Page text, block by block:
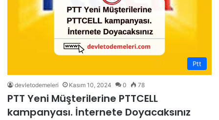
Ptt
devletodemeleri Kasım 10, 2024 0 78
PTT Yeni Müşterilerine PTTCELL
kampanyası. İnternete Doyacaksınız